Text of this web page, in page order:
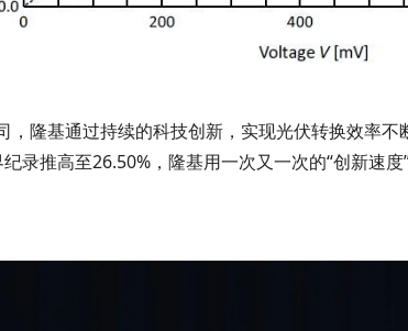
，隆基通过持续的科技创新，实现光伏转换效率
录推高至26.50%，隆基用一次又一次的“创新速